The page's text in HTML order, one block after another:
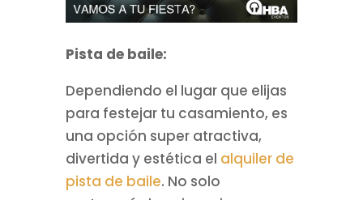
Pista de baile:
Dependiendo el lugar que elijas
para festejar tu casamiento, es
una opción super atractiva,
divertida y estética el alquiler de
pista de baile. No solo